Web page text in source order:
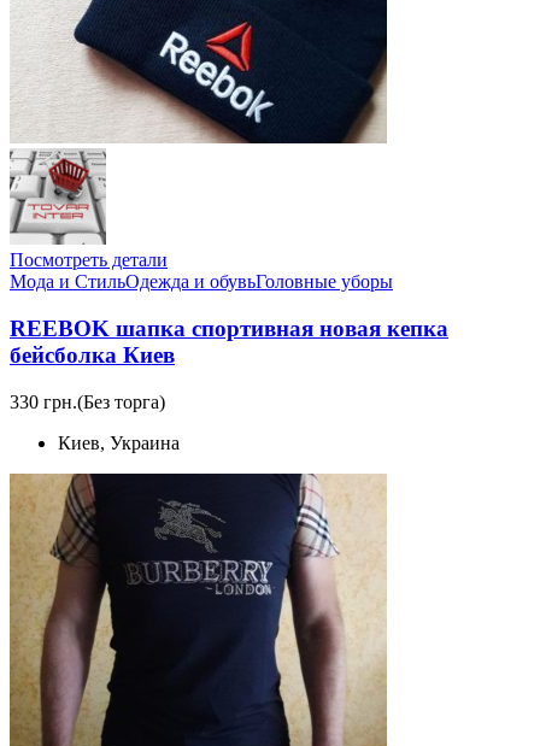
Посмотреть детали
Мода и СтильОдежда и обувьГоловные уборы
REEBOK шапка спортивная новая кепка
бейсболка Киев
330 грн.(Без торга)
Киев, Украина